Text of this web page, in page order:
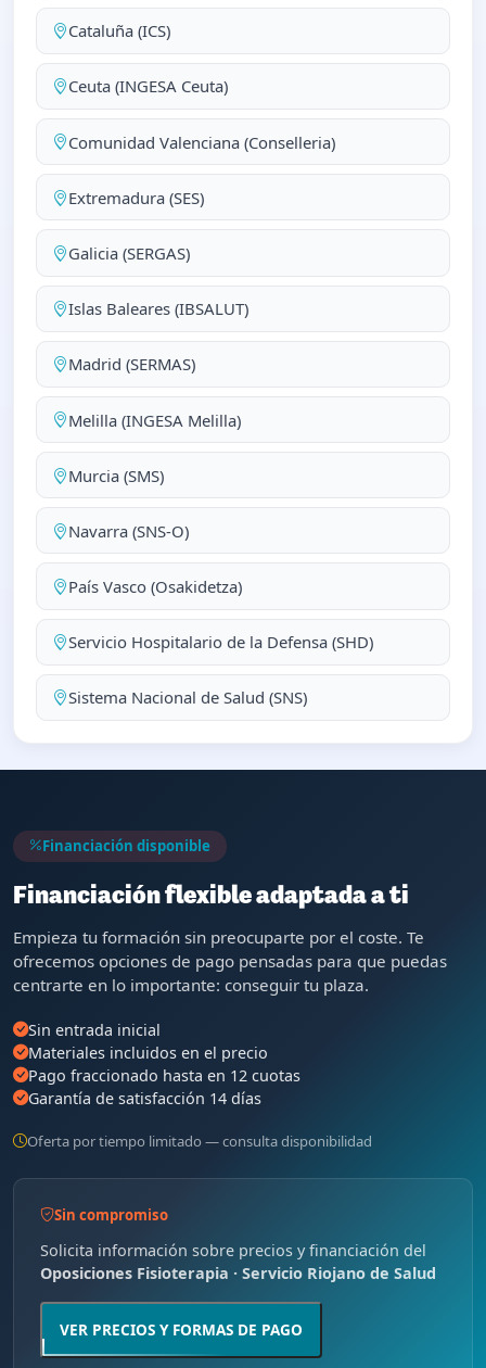
Cataluña (ICS)
Ceuta (INGESA Ceuta)
Comunidad Valenciana (Conselleria)
Extremadura (SES)
Galicia (SERGAS)
Islas Baleares (IBSALUT)
Madrid (SERMAS)
Melilla (INGESA Melilla)
Murcia (SMS)
Navarra (SNS-O)
País Vasco (Osakidetza)
Servicio Hospitalario de la Defensa (SHD)
Sistema Nacional de Salud (SNS)
Financiación disponible
Financiación flexible adaptada a ti
Empieza tu formación sin preocuparte por el coste. Te
ofrecemos opciones de pago pensadas para que puedas
centrarte en lo importante: conseguir tu plaza.
Sin entrada inicial
Materiales incluidos en el precio
Pago fraccionado hasta en 12 cuotas
Garantía de satisfacción 14 días
Oferta por tiempo limitado — consulta disponibilidad
Sin compromiso
Solicita información sobre precios y financiación del
Oposiciones Fisioterapia · Servicio Riojano de Salud
VER PRECIOS Y FORMAS DE PAGO